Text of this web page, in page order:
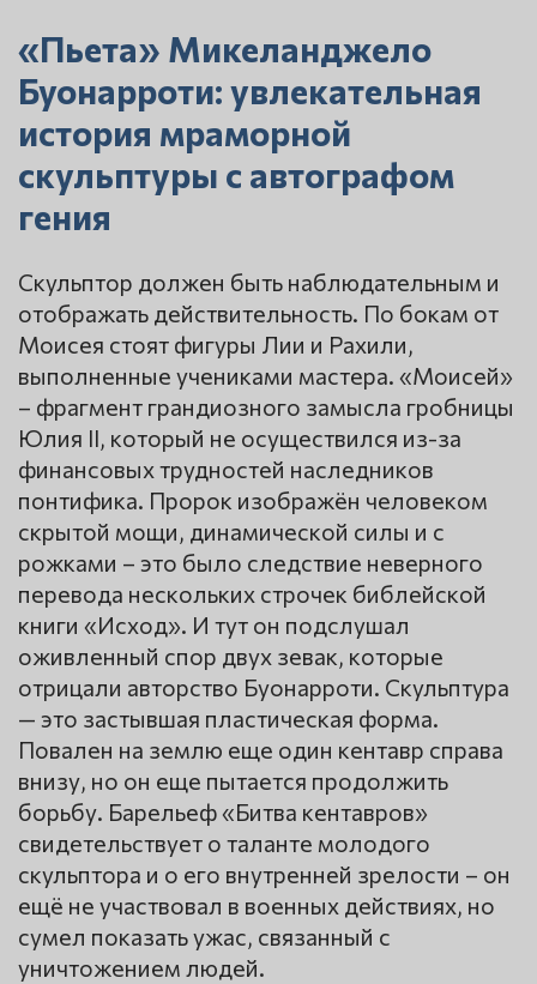
«Пьета» Микеланджело
Буонарроти: увлекательная
история мраморной
скульптуры с автографом
гения
Скульптор должен быть наблюдательным и
отображать действительность. По бокам от
Моисея стоят фигуры Лии и Рахили,
выполненные учениками мастера. «Моисей»
– фрагмент грандиозного замысла гробницы
Юлия II, который не осуществился из-за
финансовых трудностей наследников
понтифика. Пророк изображён человеком
скрытой мощи, динамической силы и с
рожками – это было следствие неверного
перевода нескольких строчек библейской
книги «Исход». И тут он подслушал
оживленный спор двух зевак, которые
отрицали авторство Буонарроти. Скульптура
— это застывшая пластическая форма.
Повален на землю еще один кентавр справа
внизу, но он еще пытается продолжить
борьбу. Барельеф «Битва кентавров»
свидетельствует о таланте молодого
скульптора и о его внутренней зрелости – он
ещё не участвовал в военных действиях, но
сумел показать ужас, связанный с
уничтожением людей.